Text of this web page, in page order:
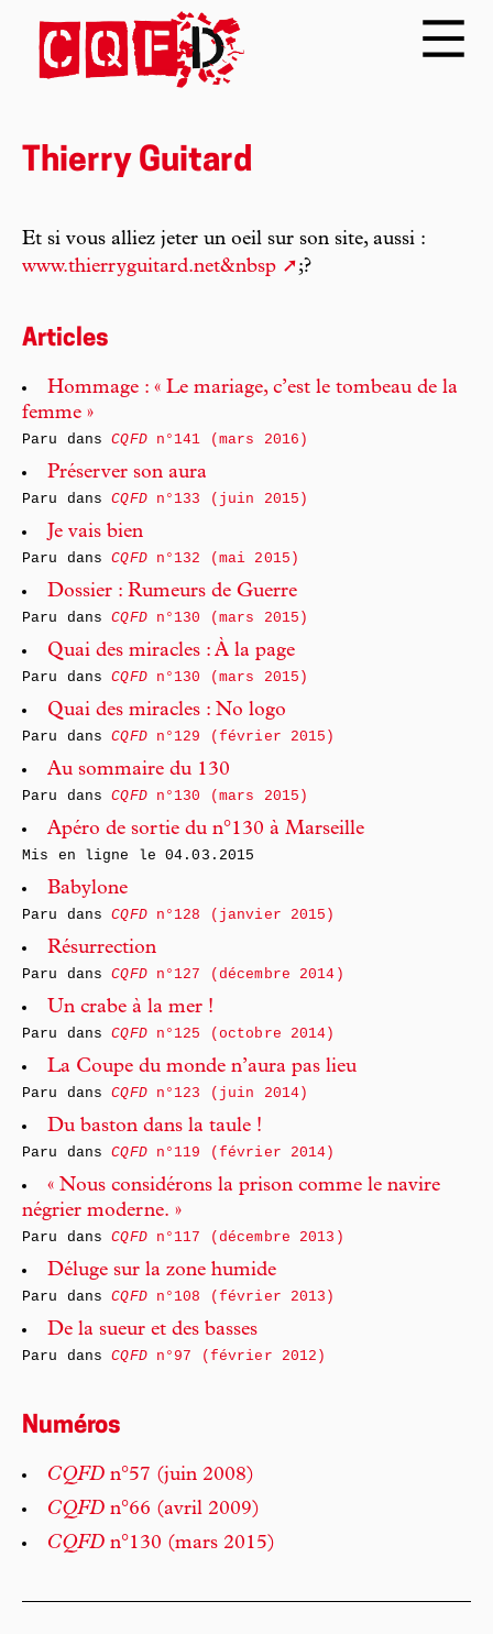
Thierry Guitard
Et si vous alliez jeter un oeil sur son site, aussi :
www.thierryguitard.net&nbsp
;?
Articles
Hommage : « Le mariage, c’est le tombeau de la
femme »
Paru dansCQFDn°141 (mars 2016)
Préserver son aura
Paru dansCQFDn°133 (juin 2015)
Je vais bien
Paru dansCQFDn°132 (mai 2015)
Dossier : Rumeurs de Guerre
Paru dansCQFDn°130 (mars 2015)
Quai des miracles : À la page
Paru dansCQFDn°130 (mars 2015)
Quai des miracles : No logo
Paru dansCQFDn°129 (février 2015)
Au sommaire du 130
Paru dansCQFDn°130 (mars 2015)
Apéro de sortie du n°130 à Marseille
Mis en ligne le04.03.2015
Babylone
Paru dansCQFDn°128 (janvier 2015)
Résurrection
Paru dansCQFDn°127 (décembre 2014)
Un crabe à la mer !
Paru dansCQFDn°125 (octobre 2014)
La Coupe du monde n’aura pas lieu
Paru dansCQFDn°123 (juin 2014)
Du baston dans la taule !
Paru dansCQFDn°119 (février 2014)
« Nous considérons la prison comme le navire
négrier moderne. »
Paru dansCQFDn°117 (décembre 2013)
Déluge sur la zone humide
Paru dansCQFDn°108 (février 2013)
De la sueur et des basses
Paru dansCQFDn°97 (février 2012)
Numéros
CQFD n°57 (juin 2008)
CQFD n°66 (avril 2009)
CQFD n°130 (mars 2015)